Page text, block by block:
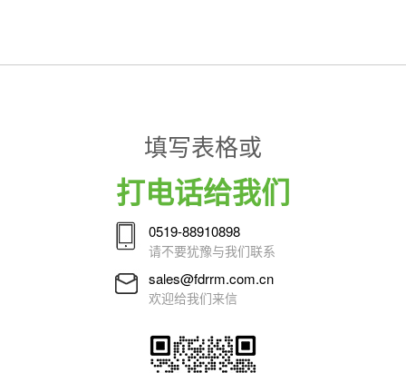
填写表格或
打电话给我们
0519-88910898
请不要犹豫与我们联系
sales@fdrrm.com.cn
欢迎给我们来信